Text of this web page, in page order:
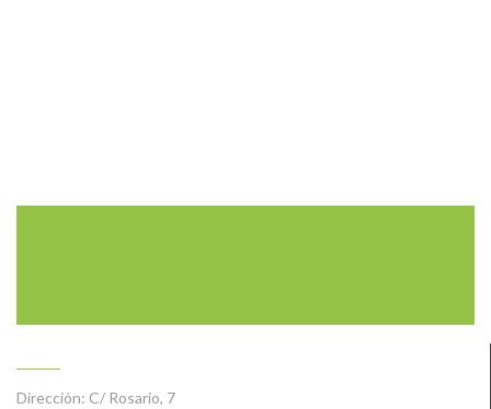
Dirección: C/ Rosario, 7